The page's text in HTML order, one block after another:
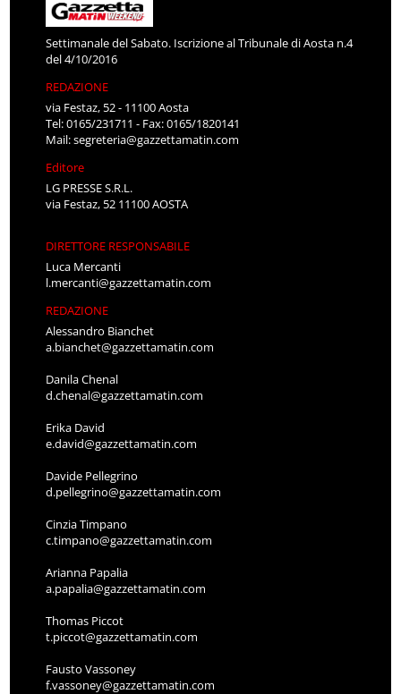
Settimanale del Sabato. Iscrizione al Tribunale di Aosta n.4
del 4/10/2016
REDAZIONE
via Festaz, 52 - 11100 Aosta
Tel: 0165/231711 - Fax: 0165/1820141
Mail:segreteria@gazzettamatin.com
Editore
LG PRESSE S.R.L.
via Festaz, 52 11100 AOSTA
DIRETTORE RESPONSABILE
Luca Mercanti
l.mercanti@gazzettamatin.com
REDAZIONE
Alessandro Bianchet
a.bianchet@gazzettamatin.com
Danila Chenal
d.chenal@gazzettamatin.com
Erika David
e.david@gazzettamatin.com
Davide Pellegrino
d.pellegrino@gazzettamatin.com
Cinzia Timpano
c.timpano@gazzettamatin.com
Arianna Papalia
a.papalia@gazzettamatin.com
Thomas Piccot
t.piccot@gazzettamatin.com
Fausto Vassoney
f.vassoney@gazzettamatin.com